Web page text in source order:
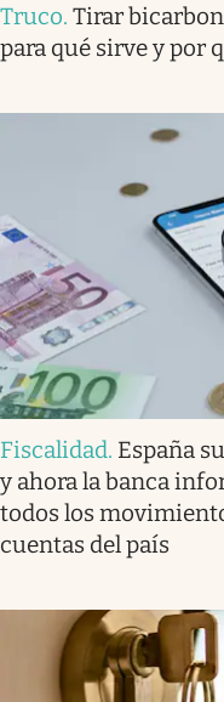
Truco. Tirar
para qué sirve y por
Fiscalidad. España
y ahora la banca
todos los
cuentas del país